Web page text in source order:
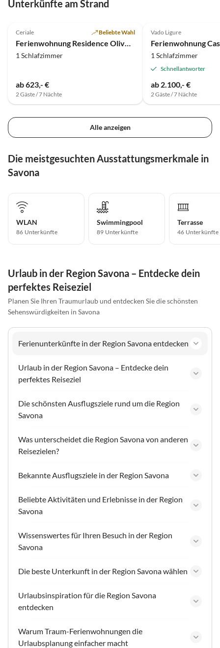
Unterkünfte am Strand
Ceriale Beliebte Wahl
Ferienwohnung Residence Oliveto Aparthotel
1 Schlafzimmer
ab 623,- €
2 Gäste / 7 Nächte
Vado Ligure
Ferienwohnung
1 Schlafzimmer
Schnellantworter
ab 2.100,- €
2 Gäste / 7 Nächte
Alle anzeigen
Die meistgesuchten Ausstattungsmerkmale in
Savona
WLAN
86 Unterkünfte
Swimmingpool
89 Unterkünfte
Terrasse
46 Unterkünfte
Urlaub in der Region Savona – Entdecke dein
perfektes Reiseziel
Planen Sie Ihren Traumurlaub und entdecken Sie die schönsten
Sehenswürdigkeiten in Savona
Ferienunterkünfte in der Region Savona entdecken
Urlaub in der Region Savona – Entdecke dein
perfektes Reiseziel
Die schönsten Ausflugsziele rund um die Region
Savona
Was unterscheidet die Region Savona von anderen
Reisezielen?
Bekannte Ausflugsziele in der Region Savona
Beliebte Aktivitäten und Erlebnisse in der Region
Savona
Wissenswertes für Ihren Besuch in der Region
Savona
Die beste Unterkunft in der Region Savona wählen
Urlaubsinspiration für die Region Savona
entdecken
Warum Traum-Ferienwohnungen die
Urlaubsplanung einfacher macht